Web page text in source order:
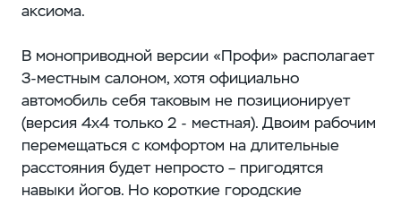
аксиома.
В моноприводной версии «Профи» располагает
3-местным салоном, хотя официально
автомобиль себя таковым не позиционирует
(версия 4x4 только 2 - местная). Двоим рабочим
перемещаться с комфортом на длительные
расстояния будет непросто – пригодятся
навыки йогов. Но короткие городские